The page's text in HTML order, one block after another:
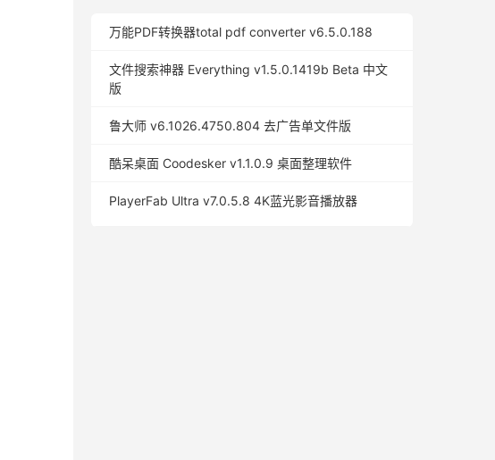
万能PDF转换器total pdf converter v6.5.0.188
文件搜索神器 Everything v1.5.0.1419b Beta 中文
版
鲁大师 v6.1026.4750.804 去广告单文件版
酷呆桌面 Coodesker v1.1.0.9 桌面整理软件
PlayerFab Ultra v7.0.5.8 4K蓝光影音播放器